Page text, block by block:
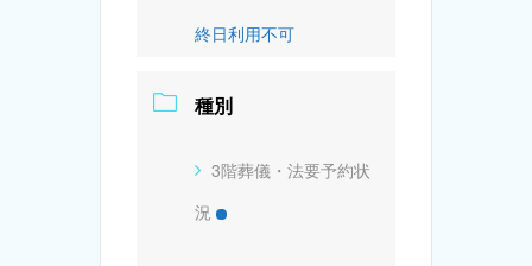
終日利用不可
種別
3階葬儀・法要予約状
況